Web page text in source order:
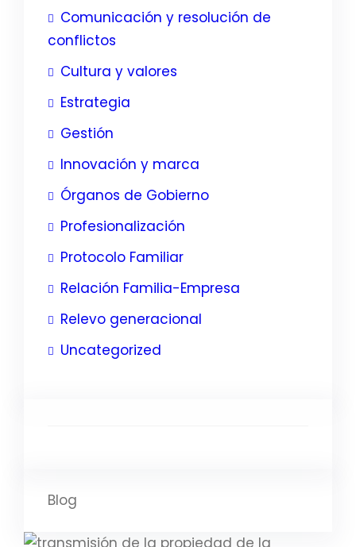
Comunicación y resolución de
conflictos
Cultura y valores
Estrategia
Gestión
Innovación y marca
Órganos de Gobierno
Profesionalización
Protocolo Familiar
Relación Familia-Empresa
Relevo generacional
Uncategorized
Blog